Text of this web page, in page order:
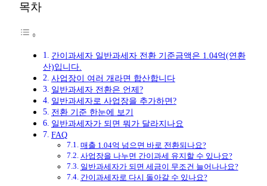
목차
간이과세자 일반과세자 전환 기준금액은 1.04억(연환
산)입니다.
사업장이 여러 개라면 합산합니다
일반과세자 전환은 언제?
일반과세자로 사업장을 추가하면?
전환 기준 한눈에 보기
일반과세자가 되면 뭐가 달라지나요
FAQ
매출 1.04억 넘으면 바로 전환되나요?
사업장을 나누면 간이과세 유지할 수 있나요?
일반과세자가 되면 세금이 무조건 늘어나나요?
간이과세자로 다시 돌아갈 수 있나요?